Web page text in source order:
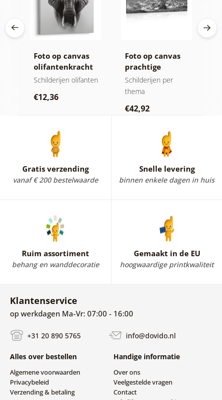
Foto op canvas
olifantenkracht
en rust
Schilderijen olifanten
€12,36
Foto op canvas
prachtige
bergtop in zwart-
wit
Schilderijen per
thema
€42,92
Gratis verzending
vanaf € 200 bestelwaarde
Snelle levering
binnen enkele dagen in huis
Ruim assortiment
behang en wanddecoratie
Gemaakt in de EU
hoogwaardige printkwaliteit
Klantenservice
op werkdagen Ma-Vr: 07:00 - 16:00
+31 20 890 5765 info@dovido.nl
Alles over bestellen
Algemene voorwaarden
Privacybeleid
Verzending & betaling
Handige informatie
Over ons
Veelgestelde vragen
Contact